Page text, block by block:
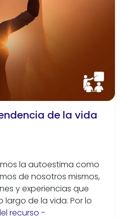
de la vida
la autoestima como
de nosotros mismos,
y experiencias que
de la vida. Por lo
recurso -